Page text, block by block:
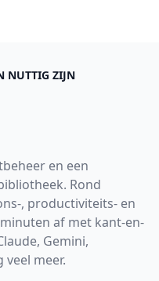
NUTTIG ZIJN
en een
Rond
, productiviteits- en
af met kant-en-
Gemini,
veel meer.